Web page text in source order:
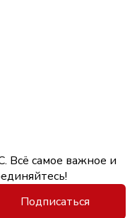
Всё самое важное и
Подписаться